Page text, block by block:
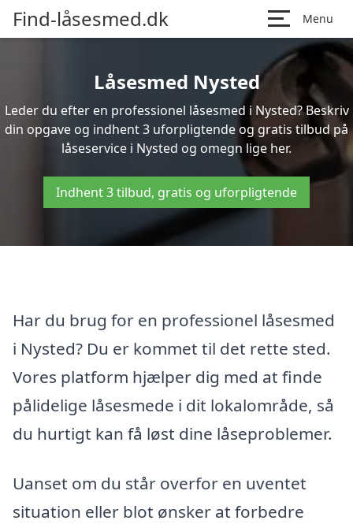
Find-låsesmed.dk Menu
Låsesmed Nysted
Leder du efter en professionel låsesmed i Nysted? Beskriv
din opgave og indhent 3 uforpligtende og gratis tilbud på
låseservice i Nysted og omegn lige her.
Indhent 3 tilbud, gratis og uforpligtende
Har du brug for en professionel låsesmed
i Nysted? Du er kommet til det rette sted.
Vores platform hjælper dig med at finde
pålidelige låsesmede i dit lokalområde, så
du hurtigt kan få løst dine låseproblemer.
Uanset om du står overfor en uventet
situation eller blot ønsker at forbedre